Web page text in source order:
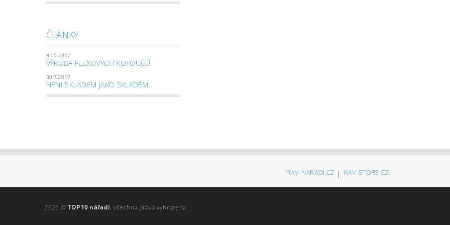
ČLÁNKY
9.10.2017
VÝROBA FLEXOVÝCH KOTOUČŮ
30.7.2017
NENÍ SKLADEM JAKO SKLADEM
RAV-NARADI.CZ | RAV-STORE.CZ
2026 © TOP10 nářadí, všechna práva vyhrazena